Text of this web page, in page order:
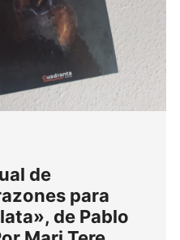
de
para
de Pablo